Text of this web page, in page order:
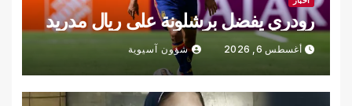
رودري يفضل برشلونة على ريال مدريد
أغسطس 6, 2026 شؤون آسيوية